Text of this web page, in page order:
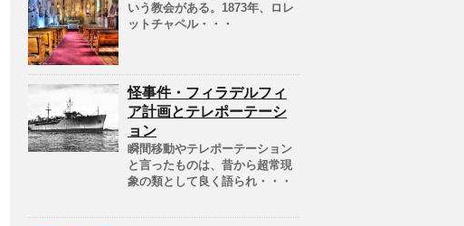
いう教会がある。1873年、ロレ
ットチャペル・・・
怪事件・フィラデルフィ
ア計画とテレポーテーシ
ョン
瞬間移動やテレポーテーション
と言ったものは、昔から超常現
象の類として良く語られ・・・